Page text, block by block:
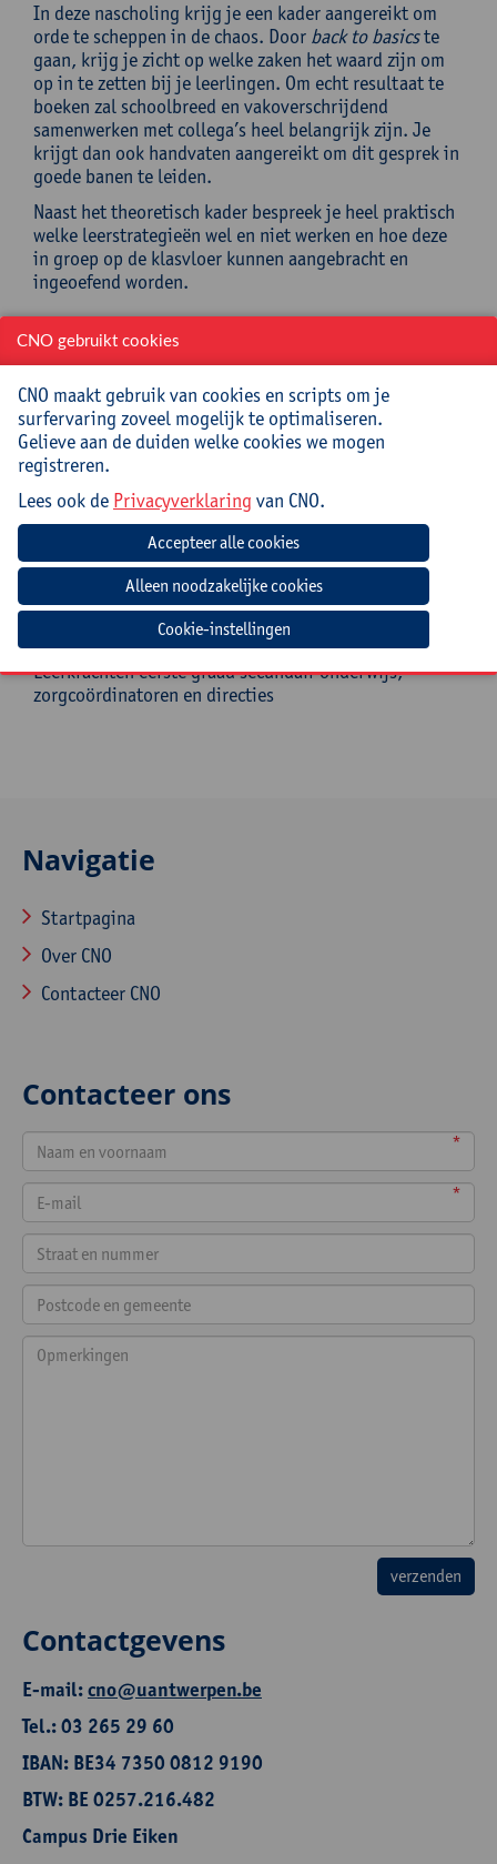
In deze nascholing krijg je een kader aangereikt om
orde te scheppen in de chaos. Door back to basicste
gaan, krijg je zicht op welke zaken het waard zijn om
op in te zetten bij je leerlingen. Om echt resultaat te
boeken zal schoolbreed en vakoverschrijdend
samenwerken met collega’s heel belangrijk zijn. Je
krijgt dan ook handvaten aangereikt om dit gesprek in
goede banen te leiden.
Naast het theoretisch kader bespreek je heel praktisch
welke leerstrategieën wel en niet werken en hoe deze
in groep op de klasvloer kunnen aangebracht en
ingeoefend worden.
Doelstellingen
weet je wat nodig is om leerlingen tot leren te
brengen;
weet je welke stappen belangrijk zijn in het
ga je schoolbreed en vakoverschrijdend met
collega’s het gesprek aan over leren leren;
ga je praktisch aan de slag met effectieve
leerstrategieën op de klasvloer.
Leerkrachten eerste graad secundair onderwijs,
zorgcoördinatoren en directies
Navigatie
Startpagina
Over CNO
Contacteer CNO
Contacteer ons
*
*
Contactgevens
E-mail:cno@uantwerpen.be
Tel.: 03 265 29 60
IBAN: BE34 7350 0812 9190
BTW: BE 0257.216.482
Campus Drie Eiken
CNO gebruikt cookies
CNO maakt gebruik van cookies en scripts om je
surfervaring zoveel mogelijk te optimaliseren.
Gelieve aan de duiden welke cookies we mogen
registreren.
Lees ook de Privacyverklaring van CNO.
Cookie-instellingen